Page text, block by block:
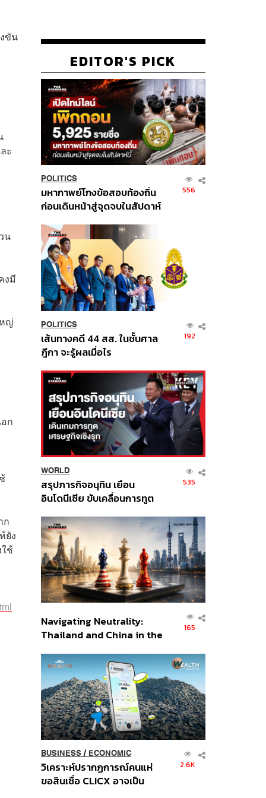
ขัน
ะ
น
งมี
ญ่
ก
ก
ยัง
ช้
EDITOR'S PICK
POLITICS
มหากาพย์โกงข้อสอบท้องถิ่น
ก่อนเดินหน้าสู่จุดจบในสัปดาห์
556
POLITICS
เส้นทางคดี 44 สส. ในชั้นศาล
ฎีกา จะรู้ผลเมื่อไร
192
WORLD
สรุปภารกิจอนุทิน เยือน
อินโดนีเซีย ขับเคลื่อนการทูต
ส่วนยุทธศาสตร์ไทย –
อินโดนีเซีย
535
Navigating Neutrality:
Thailand and China in the
Order
165
BUSINESS/ ECONOMIC
วิเคราะห์ปรากฏการณ์คนแห่
ขอสินเชื่อ CLICX อาจเป็น
2.6K